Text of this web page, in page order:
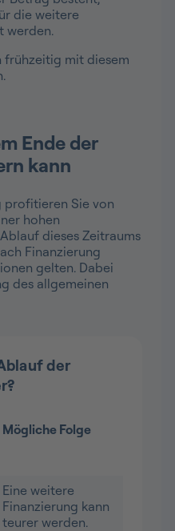
die weitere
werden.
frühzeitig mit diesem
Ende der
kann
profitieren Sie von
hohen
dieses Zeitraums
Finanzierung
gelten. Dabei
des allgemeinen
der
Mögliche Folge
Eine weitere
Finanzierung kann
teurer werden.